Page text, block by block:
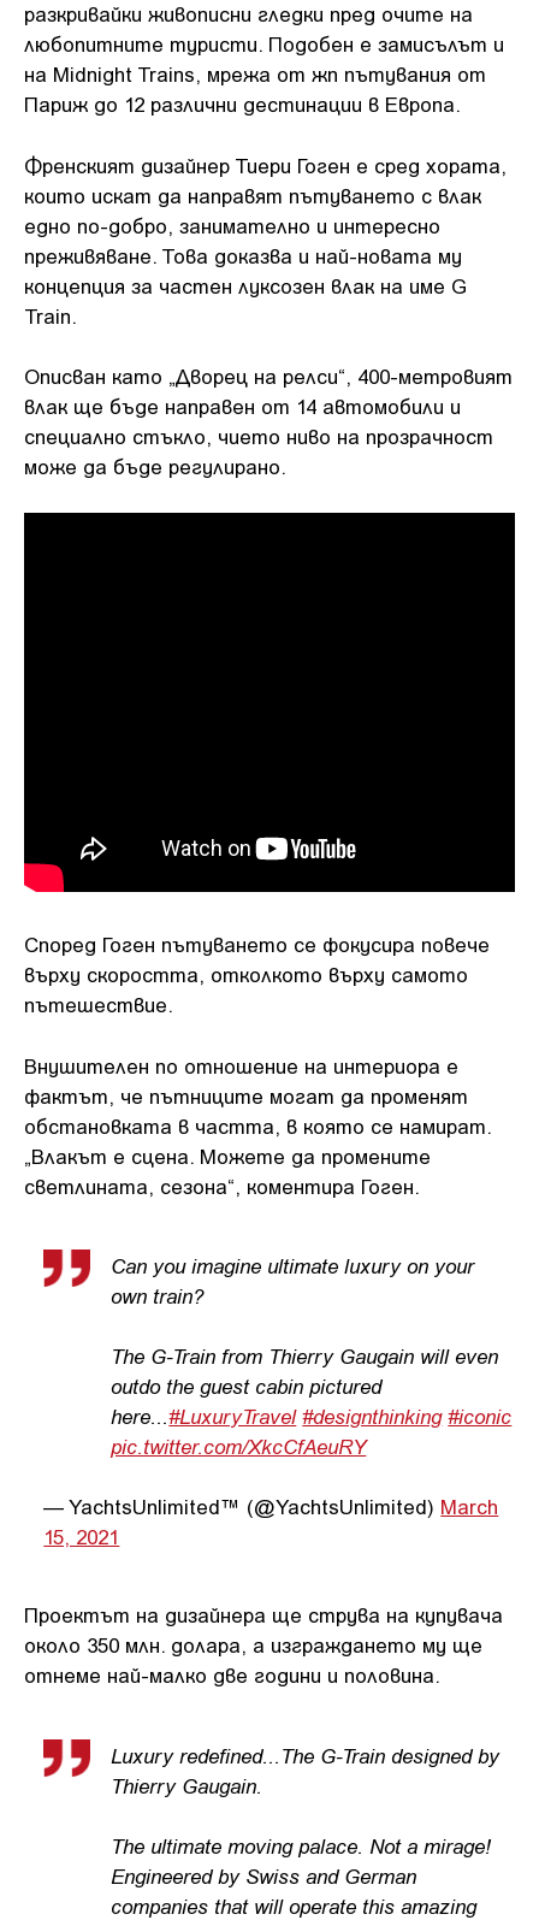
разкривайки живописни гледки пред очите на
любопитните туристи. Подобен е замисълът и
на Midnight Trains, мрежа от жп пътувания от
Париж до 12 различни дестинации в Европа.
Френският дизайнер Тиери Гоген е сред хората,
които искат да направят пътуването с влак
едно по-добро, занимателно и интересно
преживяване. Това доказва и най-новата му
концепция за частен луксозен влак на име G
Train.
Описван като „Дворец на релси“, 400-метровият
влак ще бъде направен от 14 автомобили и
специално стъкло, чието ниво на прозрачност
може да бъде регулирано.
Според Гоген пътуването се фокусира повече
върху скоростта, отколкото върху самото
пътешествие.
Внушителен по отношение на интериора е
фактът, че пътниците могат да променят
обстановката в частта, в която се намират.
„Влакът е сцена. Можете да промените
светлината, сезона“, коментира Гоген.
Can you imagine ultimate luxury on your
own train?
The G-Train from Thierry Gaugain will even
outdo the guest cabin pictured
here...#LuxuryTravel #designthinking #iconic
pic.twitter.com/XkcCfAeuRY
— YachtsUnlimited™ (@YachtsUnlimited) March
15, 2021
Проектът на дизайнера ще струва на купувача
около 350 млн. долара, а изграждането му ще
отнеме най-малко две години и половина.
Luxury redefined...The G-Train designed by
Thierry Gaugain.
The ultimate moving palace. Not a mirage!
Engineered by Swiss and German
companies that will operate this amazing